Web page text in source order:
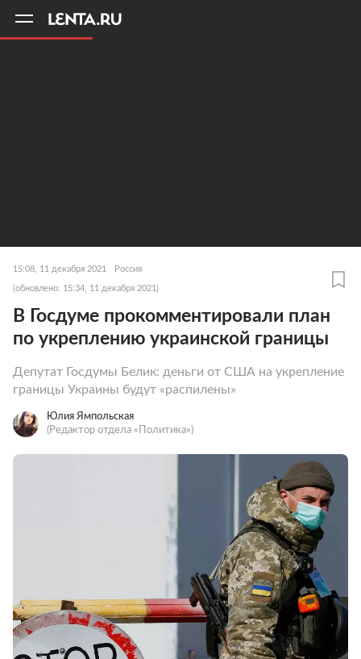
15:08, 11 декабря 2021 Россия
(обновлено: 15:34, 11 декабря 2021)
В Госдуме прокомментировали план
по укреплению украинской границы
Депутат Госдумы Белик: деньги от США на укрепление
границы Украины будут «распилены»
Юлия Ямпольская
(Редактор отдела «Политика»)